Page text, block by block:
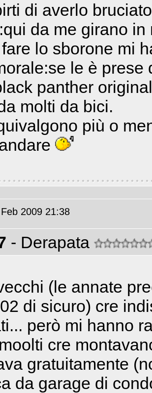
di averlo
da me girano
lo sborone mi
le è prese
panther
molti da bici.
più o
2009 21:38
- Derapata
(le annate
di sicuro) cre
però mi hanno
cre
gratuitamente
da garage di